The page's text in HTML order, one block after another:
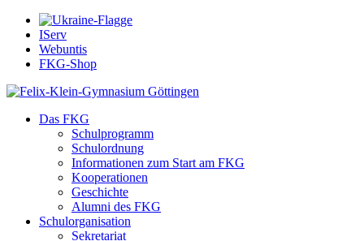
IServ
Webuntis
FKG-Shop
Das FKG
Schulprogramm
Schulordnung
Informationen zum Start am FKG
Kooperationen
Geschichte
Alumni des FKG
Schulorganisation
Sekretariat